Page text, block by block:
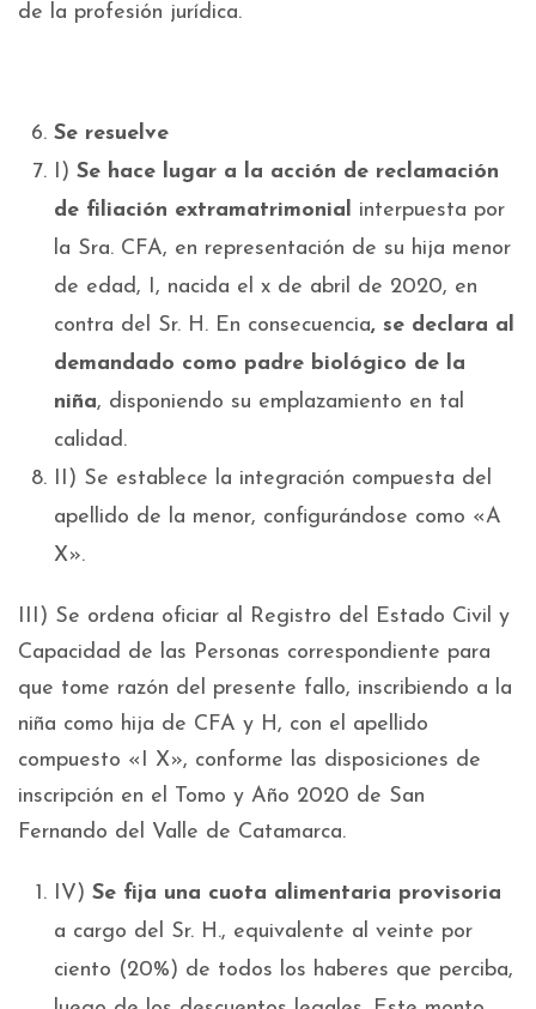
de la profesión jurídica.
Se resuelve
I) Se hace lugar a la acción de reclamación
de filiación extramatrimonial interpuesta por
la Sra. CFA, en representación de su hija menor
de edad, I, nacida el x de abril de 2020, en
contra del Sr. H. En consecuencia, se declara al
demandado como padre biológico de la
niña, disponiendo su emplazamiento en tal
calidad.
II) Se establece la integración compuesta del
apellido de la menor, configurándose como «A
X».
III) Se ordena oficiar al Registro del Estado Civil y
Capacidad de las Personas correspondiente para
que tome razón del presente fallo, inscribiendo a la
niña como hija de CFA y H, con el apellido
compuesto «I X», conforme las disposiciones de
inscripción en el Tomo y Año 2020 de San
Fernando del Valle de Catamarca.
IV) Se fija una cuota alimentaria provisoria
a cargo del Sr. H., equivalente al veinte por
ciento (20%) de todos los haberes que perciba,